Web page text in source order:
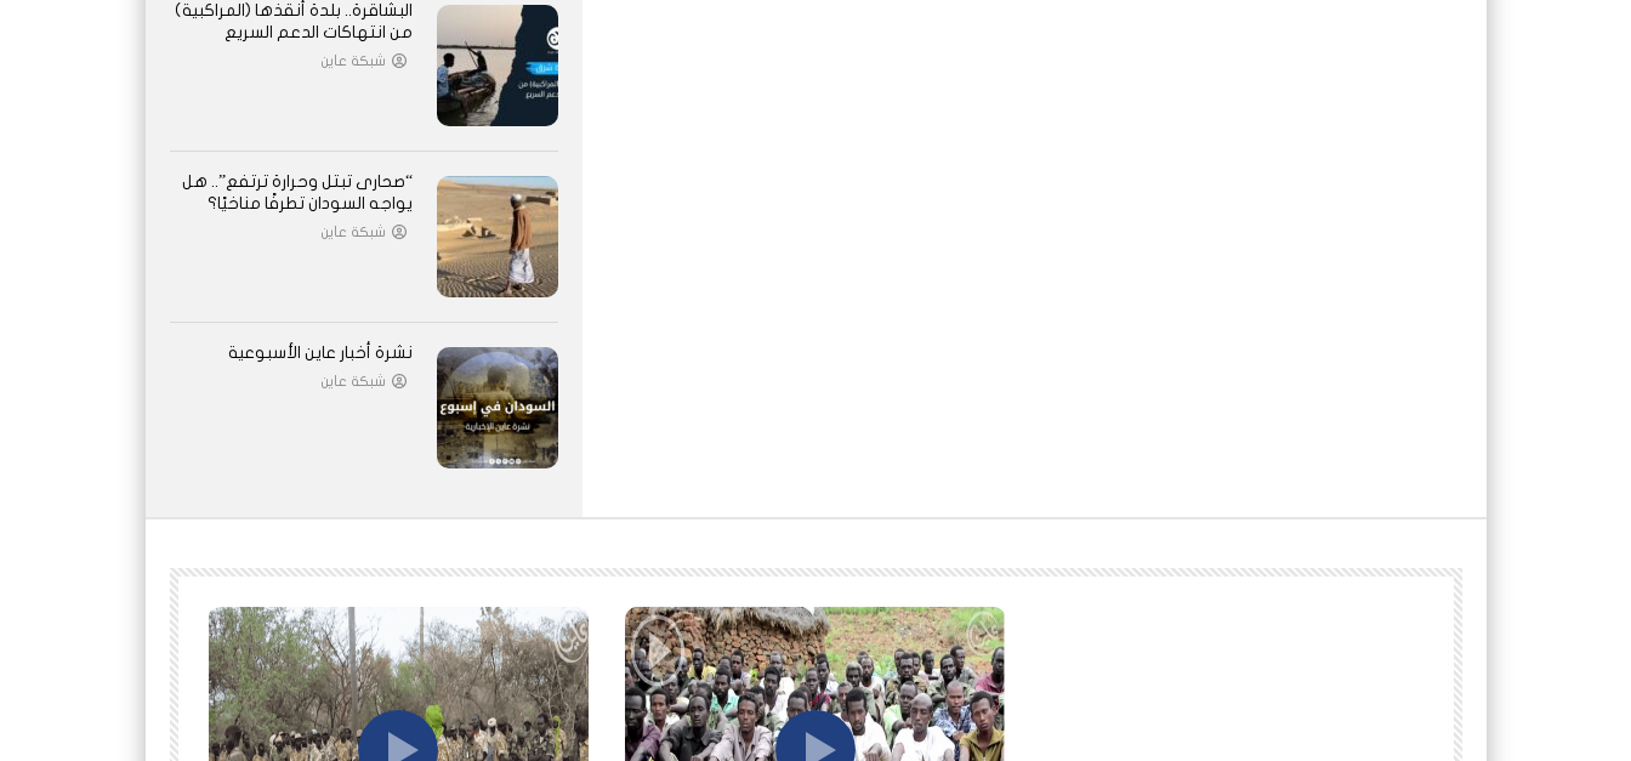
البشاقرة.. بلدة أنقذها (المراكبية)
من انتهاكات الدعم السريع
شبكة عاين
“صحارى تبتل وحرارة ترتفع”.. هل
يواجه السودان تطرفًا مناخيًا؟
شبكة عاين
نشرة أخبار عاين الأسبوعية
شبكة عاين